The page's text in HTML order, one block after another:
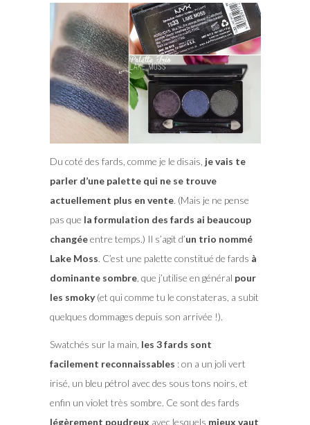
Du coté des fards, comme je le disais, je vais te
parler d’une palette qui ne se trouve
actuellement plus en vente. (Mais je ne pense
pas que la formulation des fards ai beaucoup
changéeentre temps.) Il s’agit d’un trio nommé
Lake Moss. C’est une palette constitué de fards à
dominante sombre, que j’utilise en général pour
les smoky(et qui comme tu le constateras, a subit
quelques dommages depuis son arrivée !).
Swatchés sur la main, les 3 fards sont
facilement reconnaissables : on a un joli vert
irisé, un bleu pétrol avec des sous tons noirs, et
enfin un violet très sombre. Ce sont des fards
légèrement poudreux avec lesquels mieux vaut